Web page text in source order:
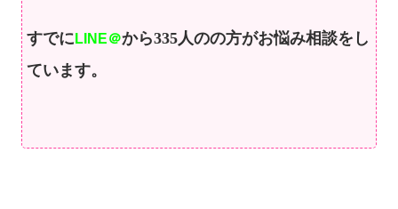
すでに LINE＠から335人のの方がお悩み相談をし
ています。